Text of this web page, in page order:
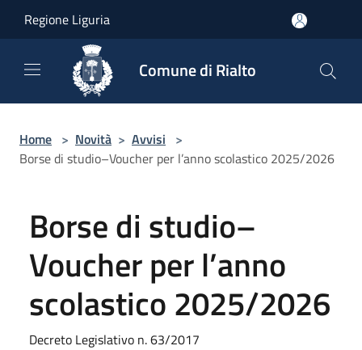
Regione Liguria
Comune di Rialto
Home > Novità > Avvisi >
Borse di studio–Voucher per l’anno scolastico 2025/2026
Borse di studio–
Voucher per l’anno
scolastico 2025/2026
Decreto Legislativo n. 63/2017